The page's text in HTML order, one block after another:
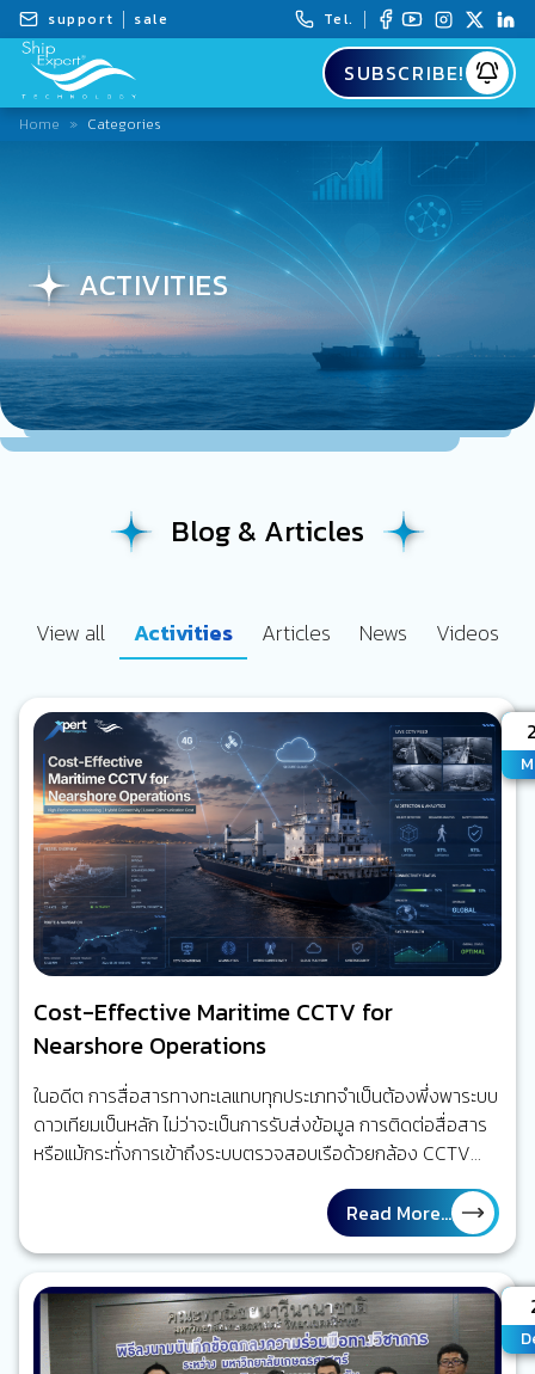
support sale Tel.
SUBSCRIBE!
Home » Categories
ACTIVITIES
Blog & Articles
View all Activities Articles News Videos
Cost-Effective Maritime CCTV for
Nearshore Operations
ในอดีต การสื่อสารทางทะเลแทบทุกประเภทจำเป็นต้องพึ่งพาระบบ
ดาวเทียมเป็นหลัก ไม่ว่าจะเป็นการรับส่งข้อมูล การติดต่อสื่อสาร
หรือแม้กระทั่งการเข้าถึงระบบตรวจสอบเรือด้วยกล้อง CCTV
ระยะไกล เนื่องจากเรือส่วนใหญ่อยู่ห่างจากโครงข่ายภาคพื้นดิน
และไม่มีทางเลือกด้านการเชื่อมต่อมากนัก อย่างไรก็ตาม โลกของ
Maritime Connectivity กำลังเปลี่ยนไปอย่างรวดเร็ว ปัจจุบัน
การขยายตัวของเครือข่าย 4G/5G ตามแนวชายฝั่ง ท่าเรือ และ
เส้นทางเดินเรือใกล้ฝั่ง ประกอบกับการพัฒนาของ Cloud
Technology, Video Compression และ AI-driven Network…
Read More...